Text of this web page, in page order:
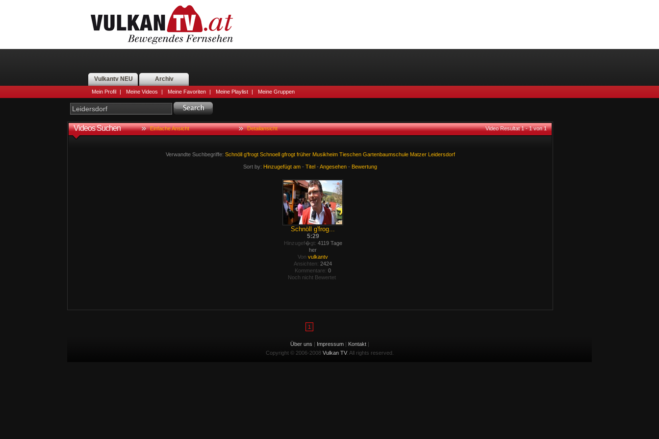
Vulkantv NEU Archiv
Mein Profil | Meine Videos | Meine Favoriten | Meine Playlist | Meine Gruppen
Videos Suchen Einfache Ansicht Detailansicht Video Resultat 1 - 1 von 1
Verwandte Suchbegriffe: Schnöll g'frogt Schnoell gfrogt früher Musikheim Tieschen Gartenbaumschule Matzer Leidersdorf
Sort by: Hinzugefügt am - Titel - Angesehen - Bewertung
Schnöll g'frog...
5:29
Hinzugef�gt: 4119 Tage
her
Von vulkantv
Ansichten: 2424
Kommentare: 0
Noch nicht Bewertet
1
Über uns | Impressum| Kontakt|
Copyright © 2006-2008 Vulkan TV. All rights reserved.